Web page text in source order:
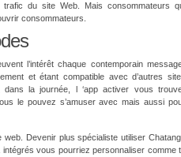
du site Web. Mais consommateurs
consommateurs.
l’intérêt chaque contemporain
et étant compatible avec d’autres
dans la journée, l ‘app activer vous
le pouvez s’amuser avec mais aussi
Devenir plus spécialiste utiliser
vous pourriez personnaliser comme